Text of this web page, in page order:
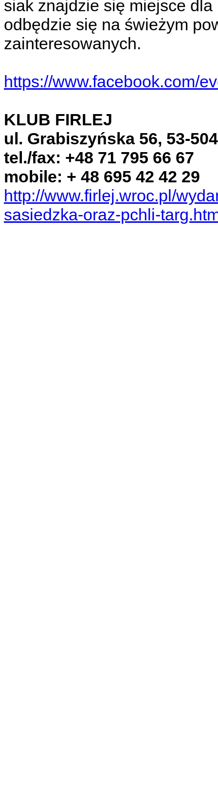
siak znajdzie się miejsce
odbędzie się na świeżym
zainteresowanych.
https://www.facebook.com/
KLUB FIRLEJ
ul. Grabiszyńska 56, 53-
tel./fax: +48 71 795 66 67
mobile: + 48 695 42 42 29
http://www.firlej.wroc.pl/
sasiedzka-oraz-pchli-